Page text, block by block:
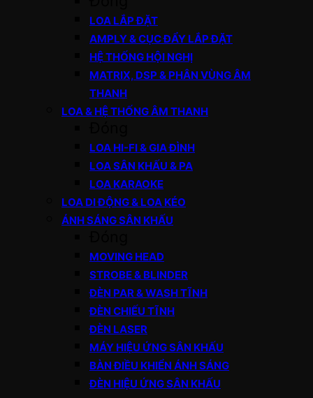
LOA LẮP ĐẶT
AMPLY & CỤC ĐẨY LẮP ĐẶT
HỆ THỐNG HỘI NGHỊ
MATRIX, DSP & PHÂN VÙNG ÂM
THANH
LOA & HỆ THỐNG ÂM THANH
LOA HI-FI & GIA ĐÌNH
LOA SÂN KHẤU & PA
LOA KARAOKE
LOA DI ĐỘNG & LOA KÉO
ÁNH SÁNG SÂN KHẤU
MOVING HEAD
STROBE & BLINDER
ĐÈN PAR & WASH TĨNH
ĐÈN CHIẾU TĨNH
ĐÈN LASER
MÁY HIỆU ỨNG SÂN KHẤU
BÀN ĐIỀU KHIỂN ÁNH SÁNG
ĐÈN HIỆU ỨNG SÂN KHẤU